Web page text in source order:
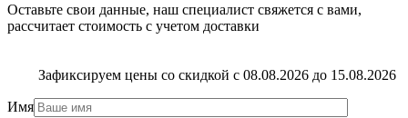
Оставьте свои данные, наш специалист свяжется с вами,
рассчитает стоимость с учетом доставки
Зафиксируем цены со скидкой с 08.08.2026 до 15.08.2026
Имя